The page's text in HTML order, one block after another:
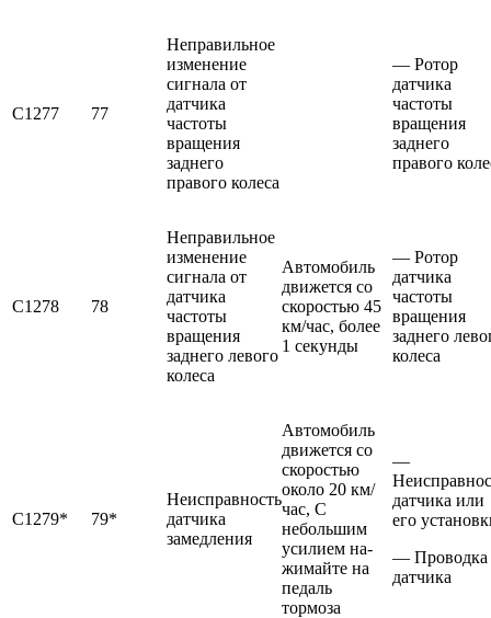
С1277 77
Неправильное
измене­ние
сигнала от
датчика
частоты
вращения
заднего
правого колеса
— Ротор
датчика
частоты
вращения
заднего
правого
С1278 78
Неправильное
изменение
сигнала от
датчика
частоты
вращения
заднего левого
колеса
Автомобиль
движется со
скоростью 45
км/час, более
1 секунды
— Ротор
датчика
частоты
вращения
заднего
колеса
С1279* 79*
Неисправность
датчика
замедления
Автомобиль
движется со
скоростью
около 20 км/
час, С
небольшим
усилием на­
жимайте на
педаль
тормоза
—
датчика или
его
— Проводка
датчика